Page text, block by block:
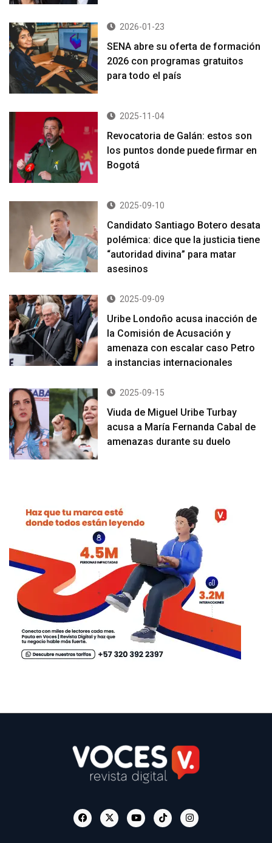
2026-01-23
SENA abre su oferta de formación
2026 con programas gratuitos
para todo el país
2025-11-04
Revocatoria de Galán: estos son
los puntos donde puede firmar en
Bogotá
2025-09-10
Candidato Santiago Botero desata
polémica: dice que la justicia tiene
“autoridad divina” para matar
asesinos
2025-09-09
Uribe Londoño acusa inacción de
la Comisión de Acusación y
amenaza con escalar caso Petro
a instancias internacionales
2025-09-15
Viuda de Miguel Uribe Turbay
acusa a María Fernanda Cabal de
amenazas durante su duelo